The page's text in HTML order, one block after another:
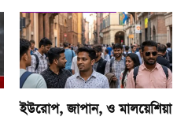
ইউরোপ, জাপান, ও মালয়েশিয়া